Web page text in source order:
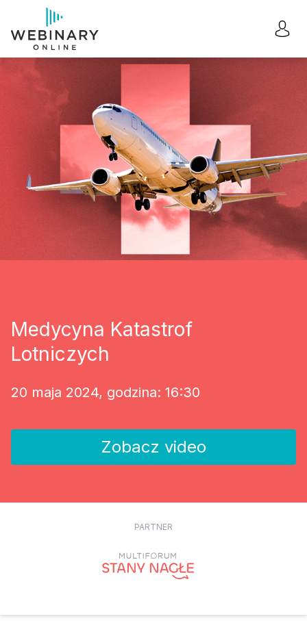
Medycyna Katastrof
Lotniczych
20 maja 2024, godzina: 16:30
Zobacz video
PARTNER